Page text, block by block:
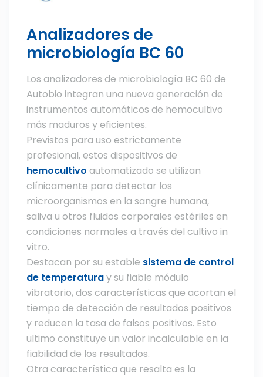
Analizadores de
microbiología BC 60
Los analizadores de microbiología BC 60 de
Autobio integran una nueva generación de
instrumentos automáticos de hemocultivo
más maduros y eficientes.
Previstos para uso estrictamente
profesional, estos dispositivos de
hemocultivo automatizado se utilizan
clínicamente para detectar los
microorganismos en la sangre humana,
saliva u otros fluidos corporales estériles en
condiciones normales a través del cultivo in
vitro.
Destacan por su estable sistema de control
de temperaturay su fiable módulo
vibratorio, dos características que acortan el
tiempo de detección de resultados positivos
y reducen la tasa de falsos positivos. Esto
ultimo constituye un valor incalculable en la
fiabilidad de los resultados.
Otra característica que resalta es la